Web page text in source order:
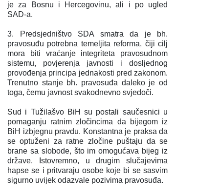
je za Bosnu i Hercegovinu, ali i po ugled
SAD-a.
3. Predsjedništvo SDA smatra da je bh.
pravosuđu potrebna temeljita reforma, čiji cilj
mora biti vraćanje integriteta pravosudnom
sistemu, povjerenja javnosti i dosljednog
provođenja principa jednakosti pred zakonom.
Trenutno stanje bh. pravosuđa daleko je od
toga, čemu javnost svakodnevno svjedoči.
Sud i Tužilašvo BiH su postali saučesnici u
pomaganju ratnim zločincima da bijegom iz
BiH izbjegnu pravdu. Konstantna je praksa da
se optuženi za ratne zločine puštaju da se
brane sa slobode, što im omogućava bijeg iz
države. Istovremno, u drugim slučajevima
hapse se i pritvaraju osobe koje bi se sasvim
sigurno uvijek odazvale pozivima pravosuđa.